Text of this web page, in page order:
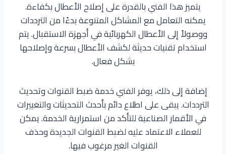
يتميز هذا الفني بالقدرة على إصلاح الأعطال بكفاءة.
يمكنه التعامل مع المشاكل المتنوعة بدءًا من الترددات
ووصولاً إلى الأعطال الكهربائية في أجهزة الاستقبال. يتم
استخدام تقنيات حديثة لكشف الأعطال بسرعة وإصلاحها
بشكل فعال.
إضافة إلى ذلك، يوفر الفني خدمة ضبط القنوات وتحديث
الترددات. يبقى على اطلاع دائم بأحدث التحديثات والتغييرات
في الأقمار الصناعية للتأكد من استمرارية الخدمة. يمكن
للعملاء الاعتماد عليه لضبط القنوات الجديدة وحذف
القنوات الغير مرغوب فيها.